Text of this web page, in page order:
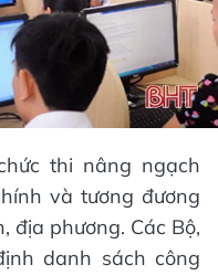
thi nâng ngạch
và tương đương
địa phương. Các Bộ,
danh sách công